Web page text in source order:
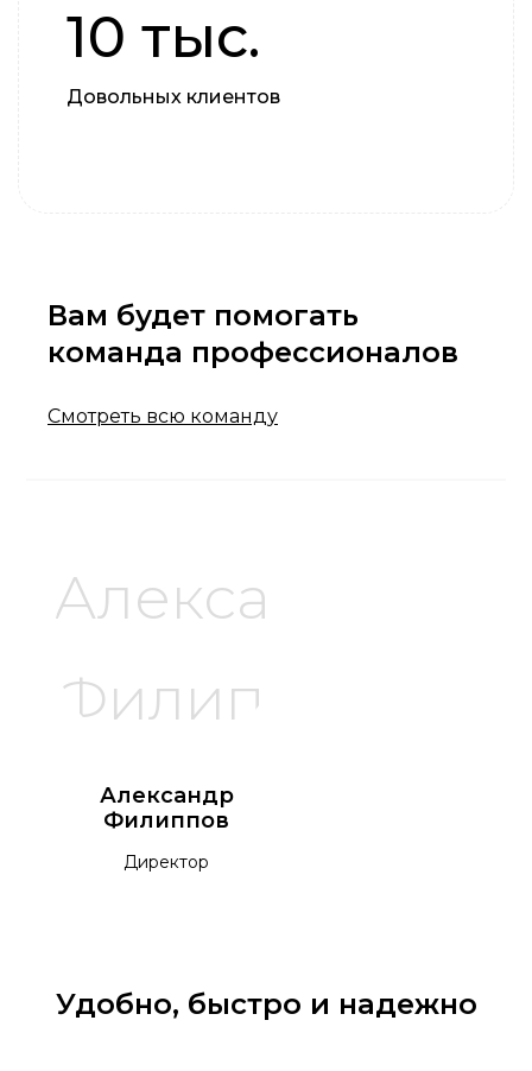
10 тыс.
Довольных клиентов
Вам будет помогать
команда профессионалов
Смотреть всю команду
Александр
Филиппов
Директор
Удобно, быстро и надежно